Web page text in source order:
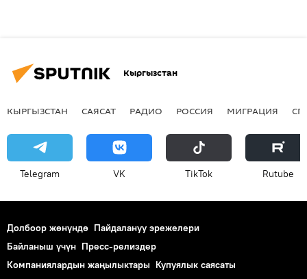
Кыргызстан
КЫРГЫЗСТАН САЯСАТ РАДИО РОССИЯ МИГРАЦИЯ
Telegram VK ТikТоk Rutube
Долбоор жөнүндө Пайдалануу эрежелери
Байланыш үчүн Пресс-релиздер
Компаниялардын жаңылыктары Купуялык саясаты